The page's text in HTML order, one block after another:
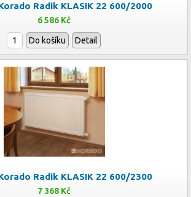
Radik KLASIK 22 600/2000
6 586 Kč
Do košíku Detail
Radik KLASIK 22 600/2300
7 368 Kč